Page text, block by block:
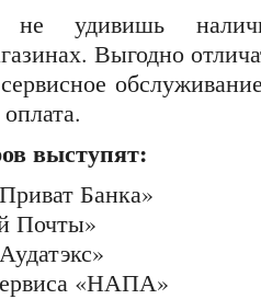
не удивишь
Выгодно
выступят:
Банка»
Почты»
«НАПА»